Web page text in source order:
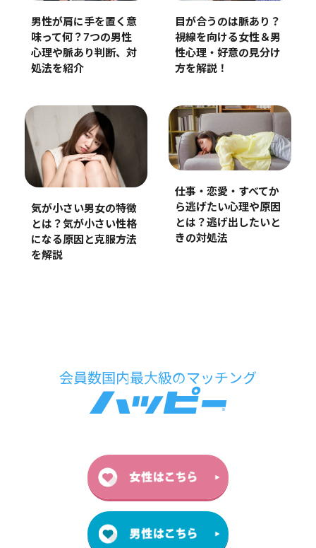
男性が肩に手を置く意
味って何？7つの男性
心理や脈あり判断、対
処法を紹介
目が合うのは脈あり？
視線を向ける女性＆男
性心理・好意の見分け
方を解説！
気が小さい男女の特徴
とは？気が小さい性格
になる原因と克服方法
を解説
仕事・恋愛・すべてか
ら逃げたい心理や原因
とは？逃げ出したいと
きの対処法